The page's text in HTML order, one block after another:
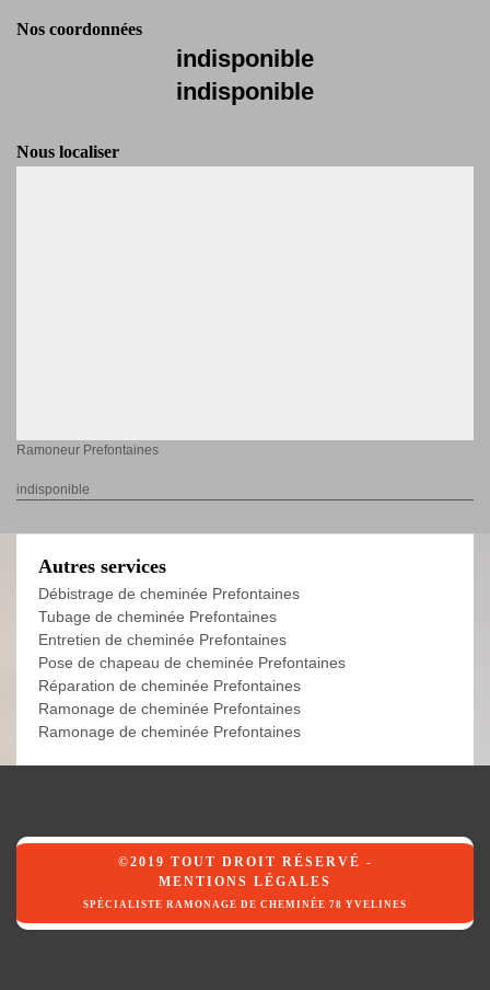
Nos coordonnées
indisponible
indisponible
Nous localiser
Ramoneur Prefontaines
indisponible
Autres services
Débistrage de cheminée Prefontaines
Tubage de cheminée Prefontaines
Entretien de cheminée Prefontaines
Pose de chapeau de cheminée Prefontaines
Réparation de cheminée Prefontaines
Ramonage de cheminée Prefontaines
Ramonage de cheminée Prefontaines
©2019 TOUT DROIT RÉSERVÉ -
MENTIONS LÉGALES
SPÉCIALISTE RAMONAGE DE CHEMINÉE 78 YVELINES